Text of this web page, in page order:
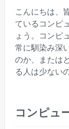
こんにちは、
ているコンピ
ょう。コンピ
常に馴染み深
のか、または
る人は少ない
コンピュ